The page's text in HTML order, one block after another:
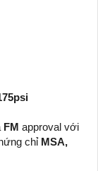
FM approval với
chỉ MSA,